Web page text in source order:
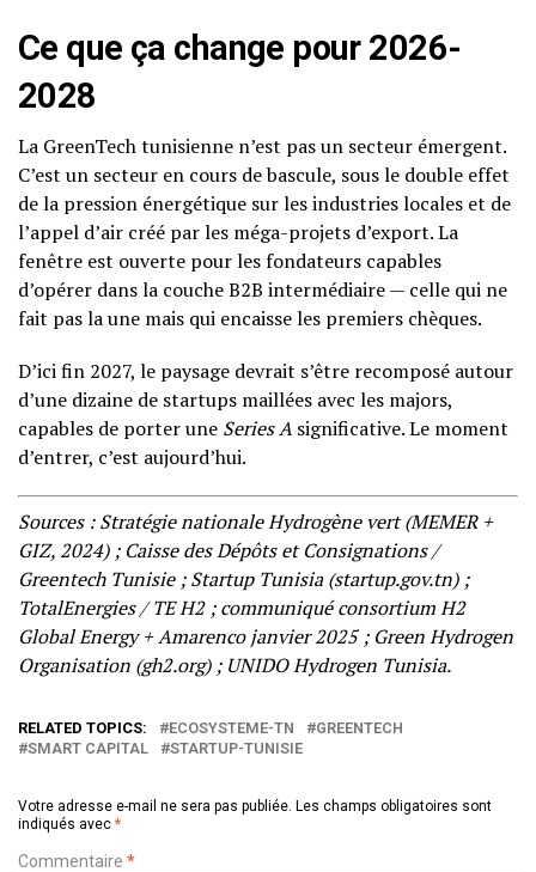
Ce que ça change pour 2026-
2028
La GreenTech tunisienne n’est pas un secteur émergent.
C’est un secteur en cours de bascule, sous le double effet
de la pression énergétique sur les industries locales et de
l’appel d’air créé par les méga-projets d’export. La
fenêtre est ouverte pour les fondateurs capables
d’opérer dans la couche B2B intermédiaire — celle qui ne
fait pas la une mais qui encaisse les premiers chèques.
D’ici fin 2027, le paysage devrait s’être recomposé autour
d’une dizaine de startups maillées avec les majors,
capables de porter une Series A significative. Le moment
d’entrer, c’est aujourd’hui.
Sources : Stratégie nationale Hydrogène vert (MEMER +
GIZ, 2024) ; Caisse des Dépôts et Consignations /
Greentech Tunisie ; Startup Tunisia (startup.gov.tn) ;
TotalEnergies / TE H2 ; communiqué consortium H2
Global Energy + Amarenco janvier 2025 ; Green Hydrogen
Organisation (gh2.org) ; UNIDO Hydrogen Tunisia.
RELATED TOPICS: ECOSYSTEME-TN
GREENTECH
SMART CAPITAL
STARTUP-TUNISIE
Votre adresse e-mail ne sera pas publiée. Les champs obligatoires sont
indiqués avec *
Commentaire *